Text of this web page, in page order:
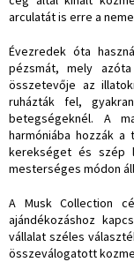
arculatát is erre a
Évezredek óta
pézsmát, mely
összetevője az
ruházták fel,
betegségeknél. A
harmóniába hozzák
kerekséget és szép
mesterséges módon
A Musk Collection
ajándékozáshoz
vállalat széles
összeválogatott